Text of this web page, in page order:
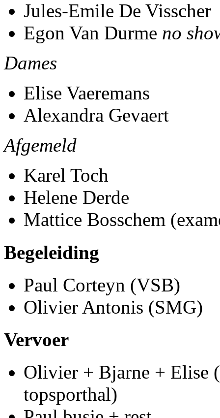
Jules-Emile De Visscher
Egon Van Durme no
Dames
Elise Vaeremans
Alexandra Gevaert
Afgemeld
Karel Toch
Helene Derde
Mattice Bosschem
Begeleiding
Paul Corteyn (VSB)
Olivier Antonis (SMG)
Vervoer
Olivier + Bjarne + Elise
topsporthal)